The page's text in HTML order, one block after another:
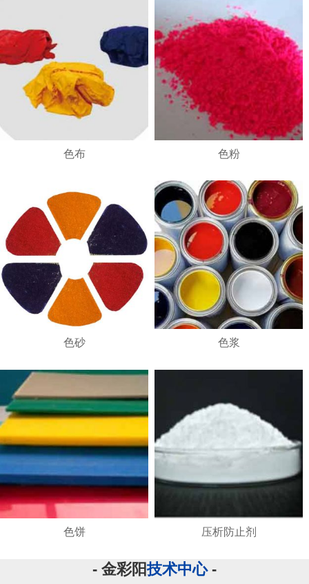
2 3 4
色布 色粉
色砂 色浆
色饼 压析防止剂
- 金彩阳技术中心-